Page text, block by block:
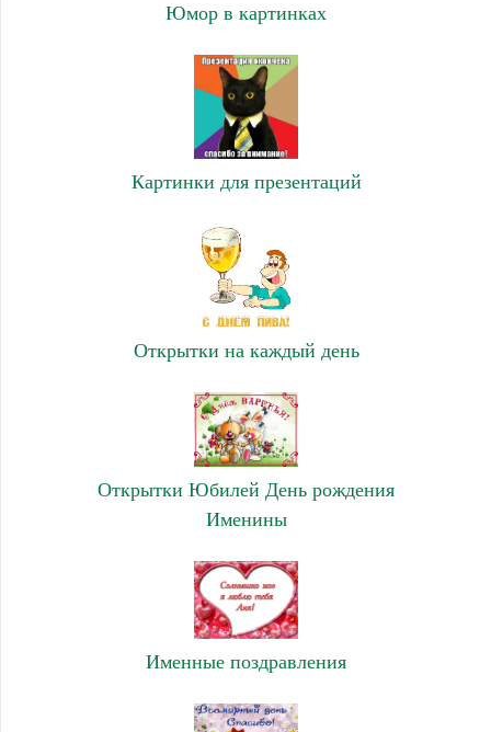
Юмор в картинках
Картинки для презентаций
Открытки на каждый день
Открытки Юбилей День рождения
Именины
Именные поздравления